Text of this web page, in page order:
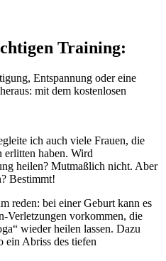
Training:
Entspannung oder eine
mit dem kostenlosen
ich auch viele Frauen, die
erlitten haben. Wird
heilen? Mutmaßlich nicht. Aber
Bestimmt!
reden: bei einer Geburt kann es
Verletzungen vorkommen, die
wieder heilen lassen. Dazu
ein Abriss des tiefen